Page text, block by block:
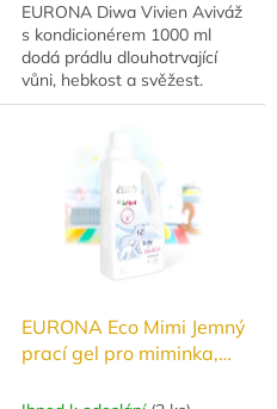
EURONA Diwa Vivien Aviváž
s kondicionérem 1000 ml
dodá prádlu dlouhotrvající
vůni, hebkost a svěžest.
Obsahuje Aloe Vera, je bez
EURONA Eco Mimi Jemný
prací gel pro miminka,